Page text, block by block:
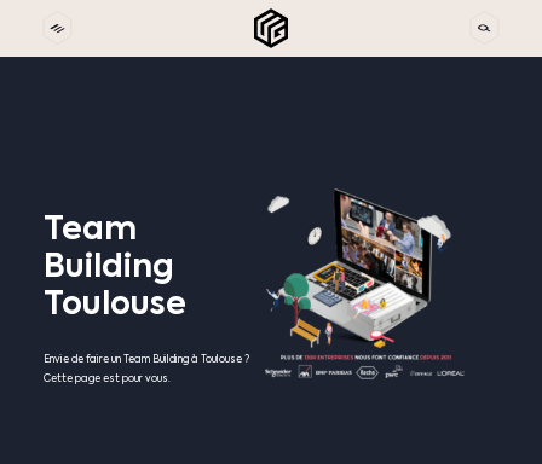
Team
Building
Toulouse
Envie de faire un Team Building à Toulouse ?
Cette page est pour vous.